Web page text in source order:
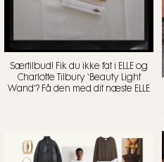
Særtilbud! Fik du ikke fat i ELLE og
Charlotte Tilbury ‘Beauty Light
Wand’? Få den med dit næste ELLE